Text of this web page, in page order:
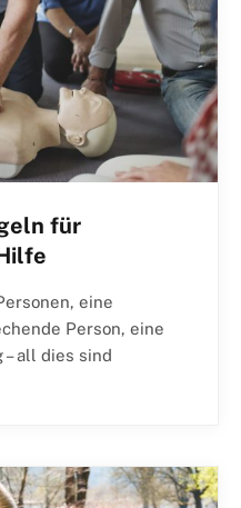
für
eine
Person, eine
all dies sind